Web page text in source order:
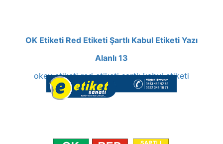
OK Etiketi Red Etiketi Şartlı Kabul Etiketi Yazı
Alanlı 13
okey etiketi red etiketi şartlı kabul etiketi
sticker